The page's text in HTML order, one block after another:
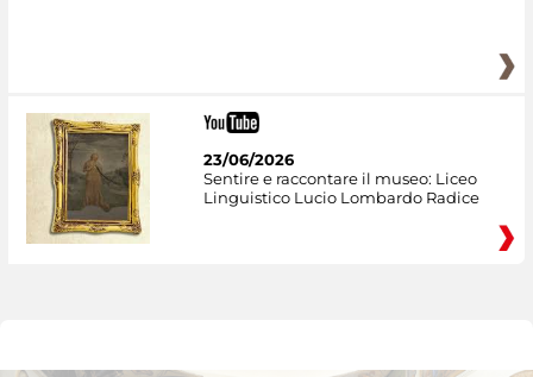
23/06/2026
Sentire e raccontare il museo: Liceo
Linguistico Lucio Lombardo Radice